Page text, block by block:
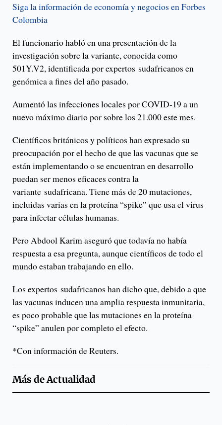
Siga la información de economía y negocios en Forbes
Colombia
El funcionario habló en una presentación de la
investigación sobre la variante, conocida como
501Y.V2, identificada por expertos sudafricanos en
genómica a fines del año pasado.
Aumentó las infecciones locales por COVID-19 a un
nuevo máximo diario por sobre los 21.000 este mes.
Científicos británicos y políticos han expresado su
preocupación por el hecho de que las vacunas que se
están implementando o se encuentran en desarrollo
puedan ser menos eficaces contra la
variante sudafricana. Tiene más de 20 mutaciones,
incluidas varias en la proteína “spike” que usa el virus
para infectar células humanas.
Pero Abdool Karim aseguró que todavía no había
respuesta a esa pregunta, aunque científicos de todo el
mundo estaban trabajando en ello.
Los expertos sudafricanos han dicho que, debido a que
las vacunas inducen una amplia respuesta inmunitaria,
es poco probable que las mutaciones en la proteína
“spike” anulen por completo el efecto.
*Con información de Reuters.
Más deActualidad